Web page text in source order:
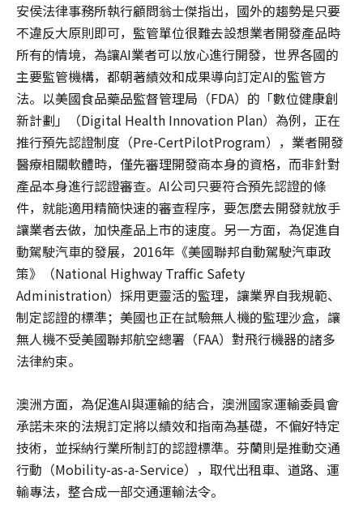
安侯法律事務所執行顧問翁士傑指出，國外的趨勢是只要
不違反大原則即可，監管單位很難去設想業者開發產品時
所有的情境，為讓AI業者可以放心進行開發，世界各國的
主要監管機構，都朝著績效和成果導向訂定AI的監管方
法。以美國食品藥品監督管理局（FDA）的「數位健康創
新計劃」（Digital Health Innovation Plan）為例，正在
推行預先認證制度（Pre-CertPilotProgram），業者開發
醫療相關軟體時，僅先審理開發商本身的資格，而非針對
產品本身進行認證審查。AI公司只要符合預先認證的條
件，就能適用精簡快速的審查程序，要怎麼去開發就放手
讓業者去做，加快產品上市的速度。另一方面，為促進自
動駕駛汽車的發展，2016年《美國聯邦自動駕駛汽車政
策》（National Highway Traffic Safety
Administration）採用更靈活的監理，讓業界自我規範、
制定認證的標準；美國也正在試驗無人機的監理沙盒，讓
無人機不受美國聯邦航空總署（FAA）對飛行機器的諸多
法律約束。
澳洲方面，為促進AI與運輸的結合，澳洲國家運輸委員會
承諾未來的法規訂定將以績效和指南為基礎，不偏好特定
技術，並採納行業所制訂的認證標準。芬蘭則是推動交通
行動（Mobility-as-a-Service），取代出租車、道路、運
輸專法，整合成一部交通運輸法令。